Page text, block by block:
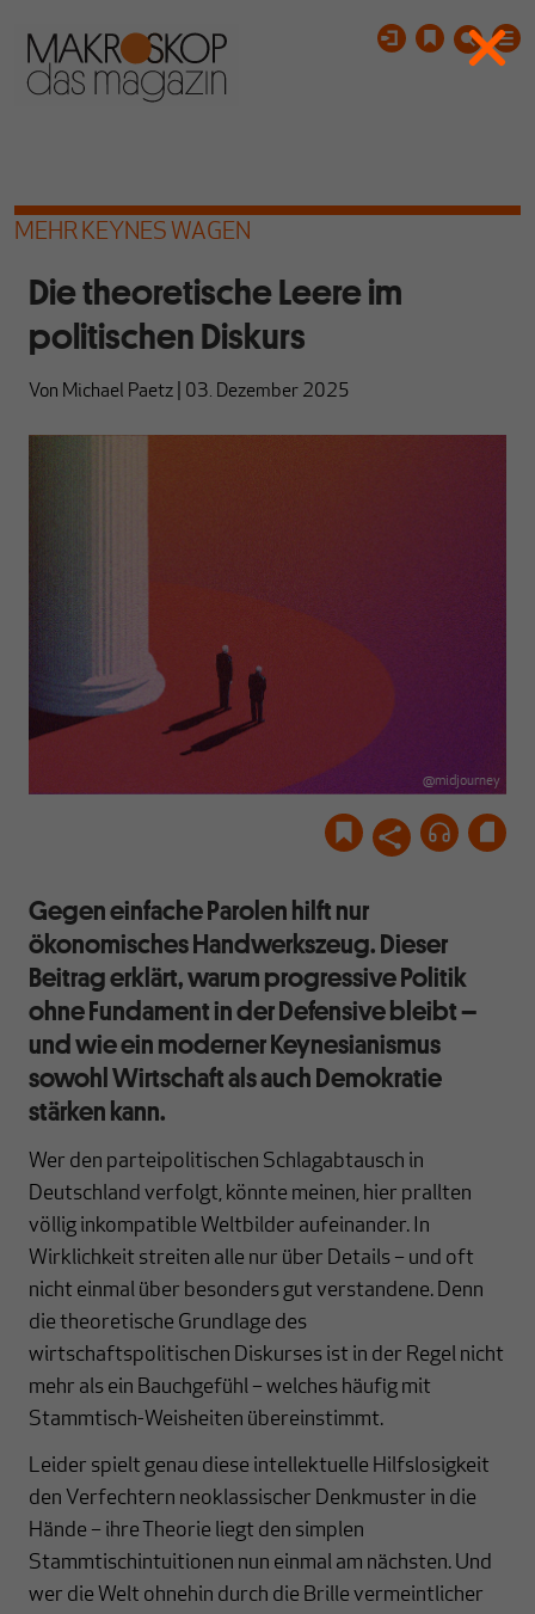
MEHR KEYNES WAGEN
Die theoretische Leere im
politischen Diskurs
Von Michael Paetz 03. Dezember 2025
@midjourney
Gegen einfache Parolen hilft nur
ökonomisches Handwerkszeug. Dieser
Beitrag erklärt, warum progressive Politik
ohne Fundament in der Defensive bleibt –
und wie ein moderner Keynesianismus
sowohl Wirtschaft als auch Demokratie
stärken kann.
Wer den parteipolitischen Schlagabtausch in
Deutschland verfolgt, könnte meinen, hier prallten
völlig inkompatible Weltbilder aufeinander. In
Wirklichkeit streiten alle nur über Details – und oft
nicht einmal über besonders gut verstandene. Denn
die theoretische Grundlage des
wirtschaftspolitischen Diskurses ist in der Regel nicht
mehr als ein Bauchgefühl – welches häufig mit
Stammtisch-Weisheiten übereinstimmt.
Leider spielt genau diese intellektuelle Hilfslosigkeit
den Verfechtern neoklassischer Denkmuster in die
Hände – ihre Theorie liegt den simplen
Stammtischintuitionen nun einmal am nächsten. Und
wer die Welt ohnehin durch die Brille vermeintlicher